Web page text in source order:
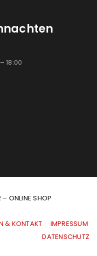
18:00
ONLINE SHOP
& KONTAKT
IMPRESSUM
|DATENSCHUTZ